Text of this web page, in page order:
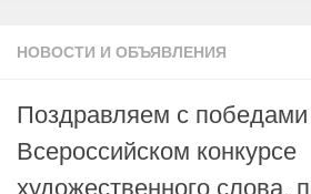
НОВОСТИ И ОБЪЯВЛЕНИЯ
Поздравляем с
Всероссийском конкурсе
художественного слова,